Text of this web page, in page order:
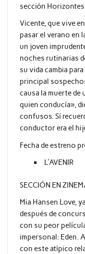
sección
Vicente, que vive
pasar el verano en
un joven
noches rutinarias
su vida cambia
principal
causa la muerte de
quien conducía»,
confusos. Sí
conductor era el
Fecha de estreno
L’AVENIR
SECCIÓN EN
Mia Hansen Love,
después de
con su peor
impersonal: Eden.
con este atípico